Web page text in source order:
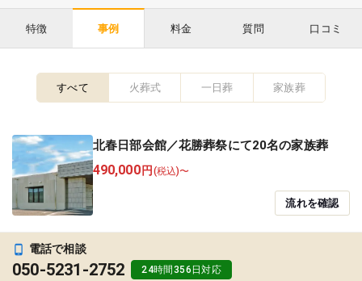
特徴 事例 料金 質問 口コミ
すべて 火葬式 一日葬 家族葬
北春日部会館／花勝葬祭にて20名の家族葬
490,000 円 (税込)〜
流れを確認
電話で相談
050-5231-2752 24時間356日対応